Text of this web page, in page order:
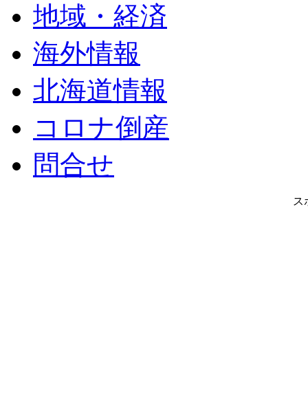
地域・経済
海外情報
北海道情報
コロナ倒産
問合せ
ス